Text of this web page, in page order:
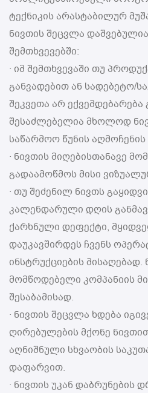
ტექნიკის არასტაბილურ
ნივთის შეცვლა
შემთხვევებში:
· იმ შემთხვევაში თუ
განვადებით ან სადებეტო/
შეკვეთა არ ექვემდებარება
შესაძლებელია მხოლოდ
საწარმოო წუნის აღმოჩენის
· ნივთის მიღებისთანავე
გადაამოწმოს მისი
· თუ შეძენილ ნივთს
კალენდარული დღის
ქარხნული დეფექტი,
დაუკავშირდეს ჩვენს
ინსტრუქციების მისაღებად.
მომწოდებელი კომპანიის
შესაბამისად.
· ნივთის შეცვლა ხდება
ღირებულების მქონე
აღნიშნული სხვაობის
დაფარვით.
· ნივთის უკან დაბრუნების